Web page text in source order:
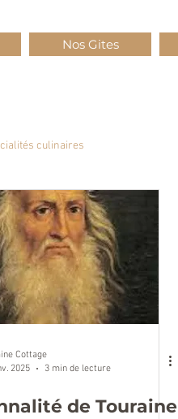
Nos Gites
culinaires
Terroir Histoire
Cottage
2025
3 min de lecture
de Touraine